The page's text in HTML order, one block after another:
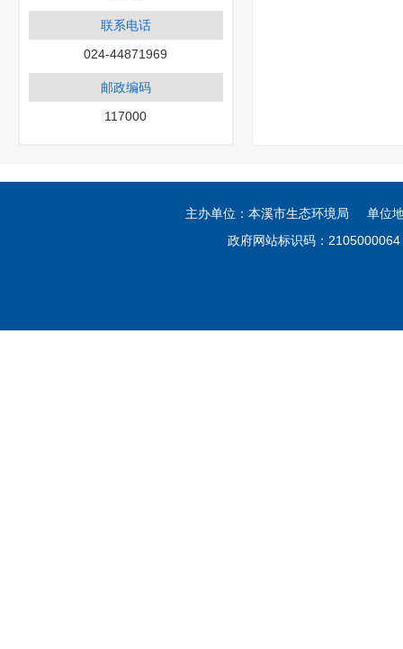
联系电话
024-44871969
邮政编码
117000
主办单位：本溪市生态环境局 单位
政府网站标识码：